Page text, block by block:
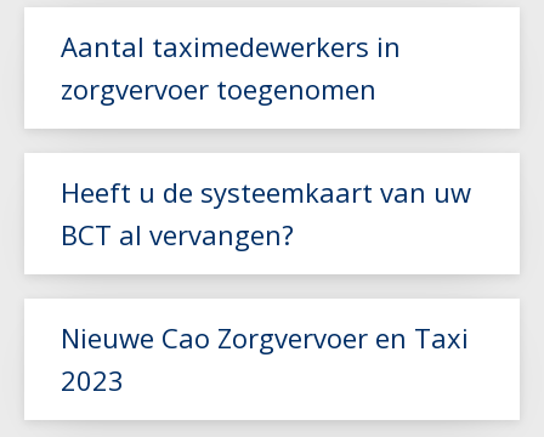
Lees meer
Aantal taximedewerkers in
zorgvervoer toegenomen
Heeft u de systeemkaart van uw
BCT al vervangen?
Nieuwe Cao Zorgvervoer en Taxi
2023